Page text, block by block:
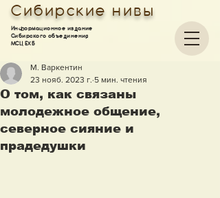
Информационное издание
Сибирского объединения
МСЦ ЕХБ
Сибирские нивы
О том, как связаны
молодежное общение,
северное сияние и
прадедушки
М. Варкентин
23 нояб. 2023 г. 5 мин. чтения